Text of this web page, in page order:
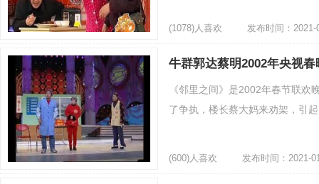
(1078)人喜欢 发布时间：2021-
牛群郭达蔡明2002年央视
《邻里之间》是2002年春节联
了争执，楼长蔡大妈来劝架，引
(600)人喜欢 发布时间：2021-